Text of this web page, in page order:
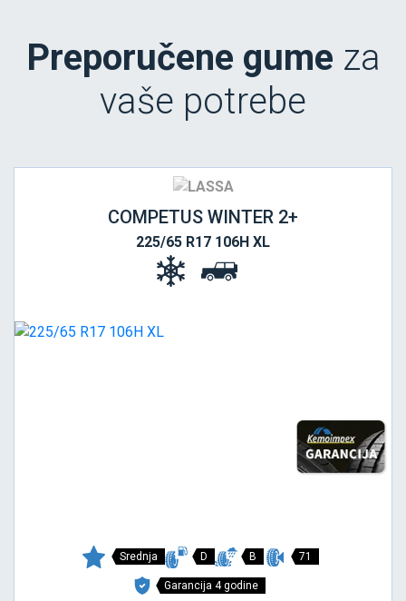
Preporučene gume za
vaše potrebe
COMPETUS WINTER 2+
225/65 R17 106H XL
Srednja D B 71
Garancija 4 godine